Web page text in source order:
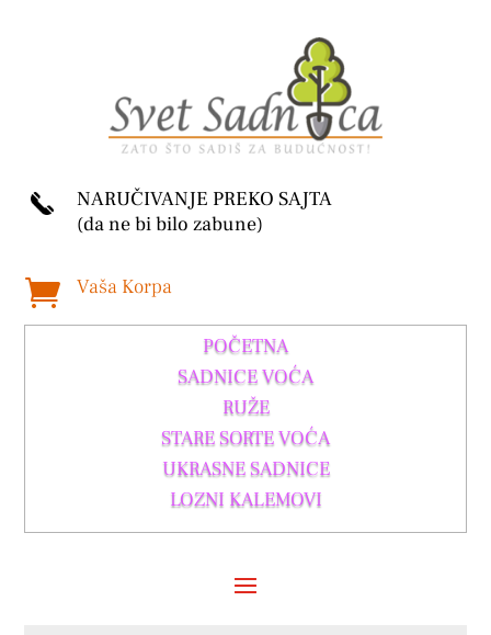
NARUČIVANJE PREKO SAJTA
(da ne bi bilo zabune)
 Vaša Korpa
POČETNA
SADNICE VOĆA
RUŽE
STARE SORTE VOĆA
UKRASNE SADNICE
LOZNI KALEMOVI